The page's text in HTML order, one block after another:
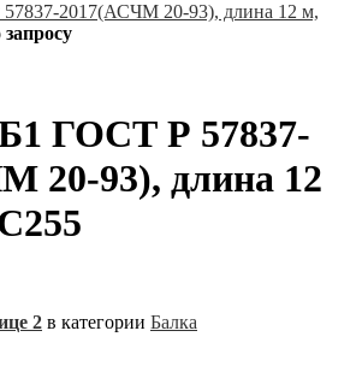
2017(АСЧМ 20-93), длина 12 м,
ГОСТ Р 57837-
20-93), длина 12
2 в категории Балка